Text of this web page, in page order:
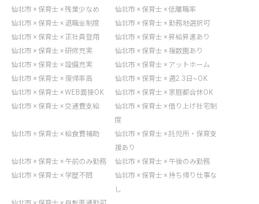
仙北市 × 保育士 × 残業少なめ
仙北市 × 保育士 × 低離職率
仙北市 × 保育士 × 退職金制度
仙北市 × 保育士 × 勤務地選択可
仙北市 × 保育士 × 正社員登用
仙北市 × 保育士 × 昇給昇進あり
仙北市 × 保育士 × 研修充実
仙北市 × 保育士 × 複数園あり
仙北市 × 保育士 × 設備充実
仙北市 × 保育士 × アットホーム
仙北市 × 保育士 × 復帰率高
仙北市 × 保育士 × 週2.3日~OK
仙北市 × 保育士 × WEB面接OK
仙北市 × 保育士 × 家庭都合休OK
仙北市 × 保育士 × 交通費支給
仙北市 × 保育士 × 借り上げ社宅制
度
仙北市 × 保育士 × 給食費補助
仙北市 × 保育士 × 託児所・保育支
援あり
仙北市 × 保育士 × 午前のみ勤務
仙北市 × 保育士 × 午後のみ勤務
仙北市 × 保育士 × 学歴不問
仙北市 × 保育士 × 持ち帰り仕事な
し